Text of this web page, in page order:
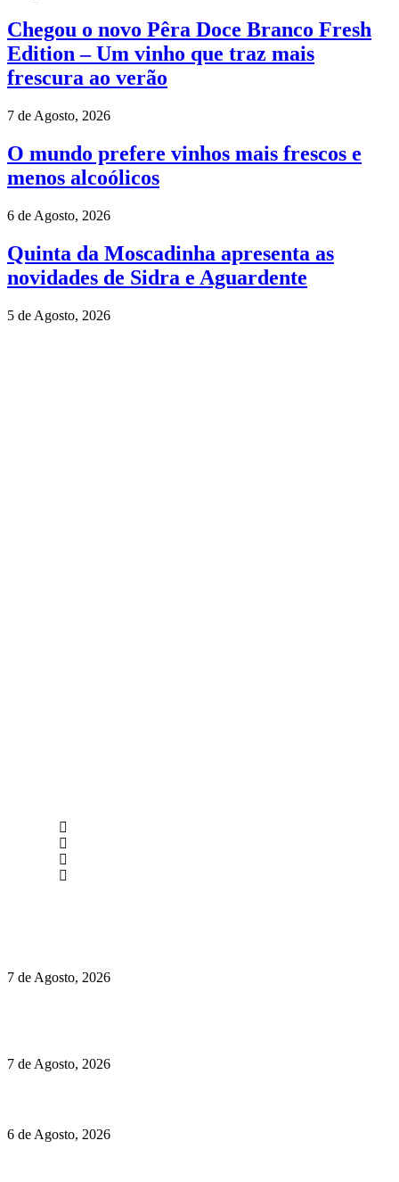
Chegou o novo Pêra Doce Branco Fresh
Edition – Um vinho que traz mais
frescura ao verão
7 de Agosto, 2026
O mundo prefere vinhos mais frescos e
menos alcoólicos
6 de Agosto, 2026
Quinta da Moscadinha apresenta as
novidades de Sidra e Aguardente
5 de Agosto, 2026
7 de Agosto, 2026
7 de Agosto, 2026
6 de Agosto, 2026